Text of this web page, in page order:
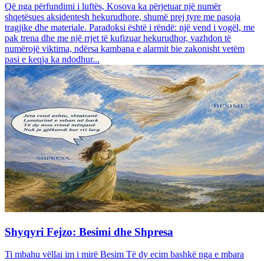
Që nga përfundimi i luftës, Kosova ka përjetuar një numër
shqetësues aksidentesh hekurudhore, shumë prej tyre me pasoja
tragjike dhe materiale. Paradoksi është i rëndë: një vend i vogël, me
pak trena dhe me një rrjet të kufizuar hekurudhor, vazhdon të
numërojë viktima, ndërsa kambana e alarmit bie zakonisht vetëm
pasi e keqja ka ndodhur...
Shyqyri Fejzo: Besimi dhe Shpresa
Ti mbahu vëllai im i mirë Besim Të dy ecim bashkë nga e mbara